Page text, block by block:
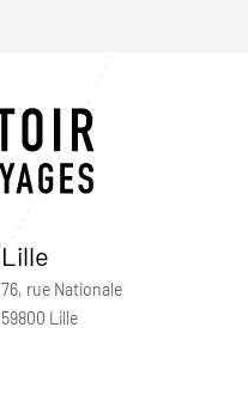
Lille
76, rue Nationale
59800 Lille